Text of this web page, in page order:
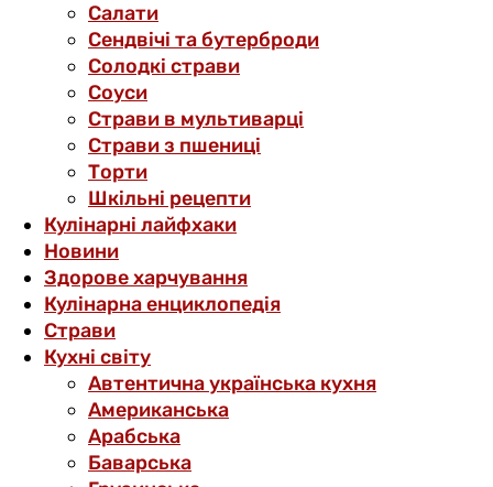
Салати
Сендвічі та бутерброди
Солодкі страви
Соуси
Страви в мультиварці
Страви з пшениці
Торти
Шкільні рецепти
Кулінарні лайфхаки
Новини
Здорове харчування
Кулінарна енциклопедія
Страви
Кухні світу
Автентична українська кухня
Американська
Арабська
Баварська